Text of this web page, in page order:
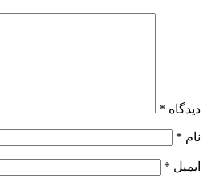
دیدگاه *
نام *
ایمیل *